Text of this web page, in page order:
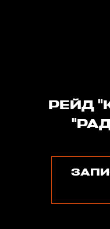
РЕЙД